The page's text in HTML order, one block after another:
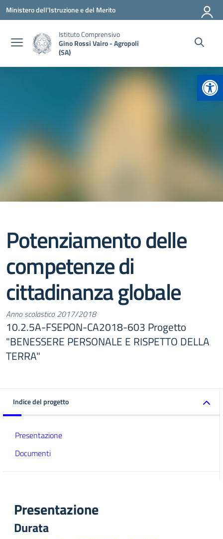
Vai ai contenuti
Vai al menu di navigazione
Vai al footer
Ministero dell'Istruzione e del Merito
Istituto Comprensivo
Gino Rossi Vairo - Agropoli
(SA)
Potenziamento delle
competenze di
cittadinanza globale
Anno scolastico 2017/2018
10.2.5A-FSEPON-CA2018-603 Progetto
"BENESSERE PERSONALE E RISPETTO DELLA
TERRA"
Indice del progetto
Presentazione
Documenti
Presentazione
Durata